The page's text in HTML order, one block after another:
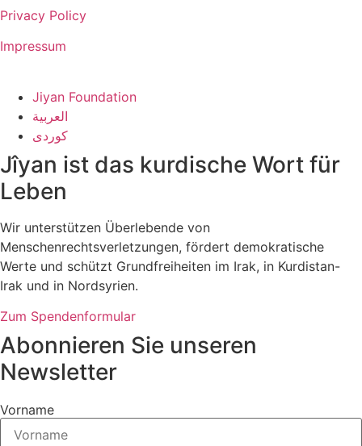
Privacy Policy
Impressum
Jiyan Foundation
العربية
کوردی
Jîyan ist das kurdische Wort für
Leben
Wir unterstützen Überlebende von
Menschenrechtsverletzungen, fördert demokratische
Werte und schützt Grundfreiheiten im Irak, in Kurdistan-
Irak und in Nordsyrien.
Zum Spendenformular
Abonnieren Sie unseren
Newsletter
Vorname